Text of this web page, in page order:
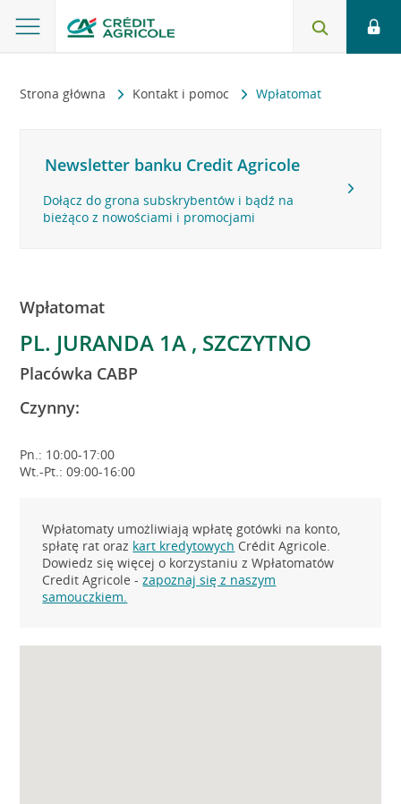
Strona główna Kontakt i pomoc Wpłatomat
Newsletter banku Credit Agricole
Dołącz do grona subskrybentów i bądź na
bieżąco z nowościami i promocjami
Wpłatomat
PL. JURANDA 1A , SZCZYTNO
Placówka CABP
Czynny:
Pn.: 10:00-17:00
Wt.-Pt.: 09:00-16:00
Wpłatomaty umożliwiają wpłatę gotówki na konto,
spłatę rat oraz kart kredytowych Crédit Agricole.
Dowiedz się więcej o korzystaniu z Wpłatomatów
Credit Agricole -zapoznaj się z naszym
samouczkiem.